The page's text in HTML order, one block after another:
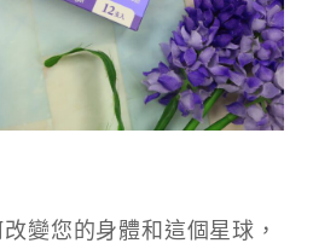
變您的身體和這個星球，